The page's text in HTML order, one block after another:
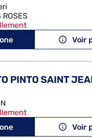
Voir
PINTO SAINT
Voir